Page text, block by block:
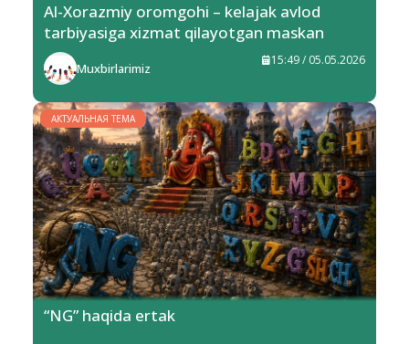
Al-Xorazmiy oromgohi – kelajak avlod
tarbiyasiga xizmat qilayotgan maskan
Muxbirlarimiz
15:49 / 05.05.2026
АКТУАЛЬНАЯ ТЕМА
“NG” haqida ertak